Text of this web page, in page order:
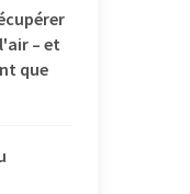
– et
que